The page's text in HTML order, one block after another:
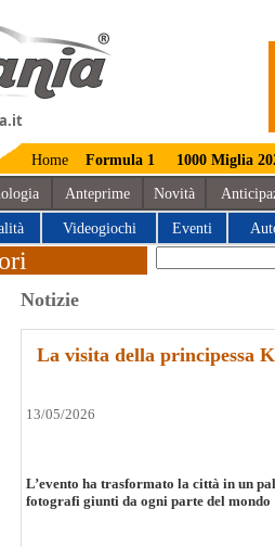
Home Formula 1 1000 Miglia
Anteprime Novità
Videogiochi Eventi
Notizie
La visita della principessa
13/05/2026
L’evento ha trasformato la città in un
fotografi giunti da ogni parte del mondo